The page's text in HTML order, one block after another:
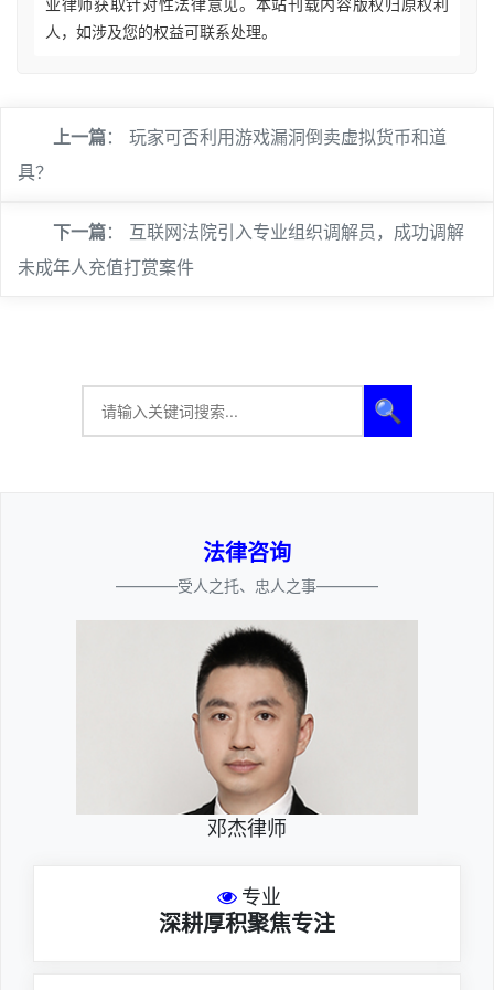
业律师获取针对性法律意见。本站刊载内容版权归原权利
人，如涉及您的权益可联系处理。
上一篇： 玩家可否利用游戏漏洞倒卖虚拟货币和道
具？
下一篇： 互联网法院引入专业组织调解员，成功调解
未成年人充值打赏案件
🔍
法律咨询
————受人之托、忠人之事————
邓杰律师
专业
深耕厚积聚焦专注